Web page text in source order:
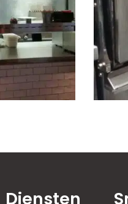
Diensten